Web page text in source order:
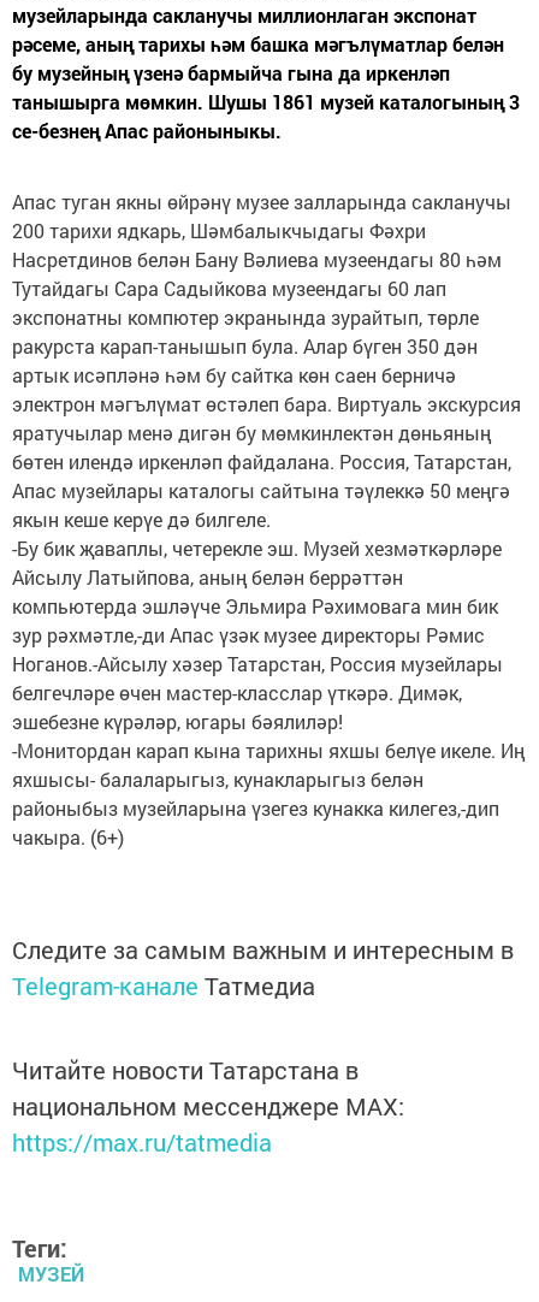
музейларында сакланучы миллионлаган экспонат
рәсеме, аның тарихы һәм башка мәгълүматлар белән
бу музейның үзенә бармыйча гына да иркенләп
танышырга мөмкин. Шушы 1861 музей каталогының 3
се-безнең Апас районыныкы.
Апас туган якны өйрәнү музее залларында сакланучы
200 тарихи ядкарь, Шәмбалыкчыдагы Фәхри
Насретдинов белән Бану Вәлиева музеендагы 80 һәм
Тутайдагы Сара Садыйкова музеендагы 60 лап
экспонатны компютер экранында зурайтып, төрле
ракурста карап-танышып була. Алар бүген 350 дән
артык исәпләнә һәм бу сайтка көн саен берничә
электрон мәгълүмат өстәлеп бара. Виртуаль экскурсия
яратучылар менә дигән бу мөмкинлектән дөньяның
бөтен илендә иркенләп файдалана. Россия, Татарстан,
Апас музейлары каталогы сайтына тәүлеккә 50 меңгә
якын кеше керүе дә билгеле.
-Бу бик җаваплы, четерекле эш. Музей хезмәткәрләре
Айсылу Латыйпова, аның белән беррәттән
компьютерда эшләүче Эльмира Рәхимовага мин бик
зур рәхмәтле,-ди Апас үзәк музее директоры Рәмис
Ноганов.-Айсылу хәзер Татарстан, Россия музейлары
белгечләре өчен мастер-класслар үткәрә. Димәк,
эшебезне күрәләр, югары бәялиләр!
-Монитордан карап кына тарихны яхшы белүе икеле. Иң
яхшысы- балаларыгыз, кунакларыгыз белән
районыбыз музейларына үзегез кунакка килегез,-дип
чакыра. (6+)
Следите за самым важным и интересным в
Telegram-канале Татмедиа
Читайте новости Татарстана в
национальном мессенджере MАХ:
https://max.ru/tatmedia
Теги:
МУЗЕЙ